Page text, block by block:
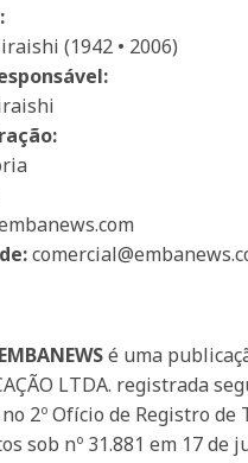
(1942 • 2006)
EMBANEWSé uma
LTDA. registrada
2º Ofício de Registro de
sob nº 31.881 em 17 de